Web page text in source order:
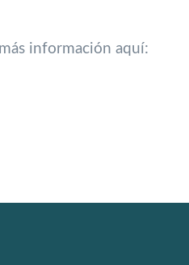
información aquí: